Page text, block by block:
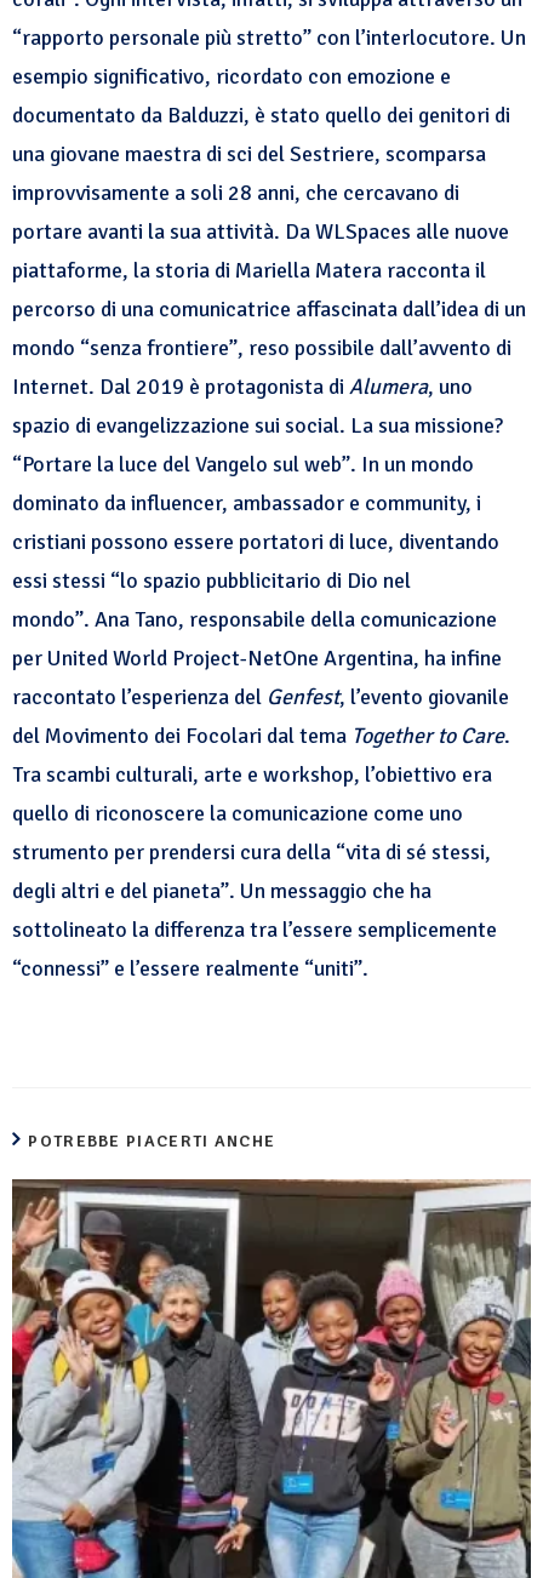
“rapporto personale più stretto” con l’interlocutore. Un
esempio significativo, ricordato con emozione e
documentato da Balduzzi, è stato quello dei genitori di
una giovane maestra di sci del Sestriere, scomparsa
improvvisamente a soli 28 anni, che cercavano di
portare avanti la sua attività. Da WLSpaces alle nuove
piattaforme, la storia di Mariella Matera racconta il
percorso di una comunicatrice affascinata dall’idea di un
mondo “senza frontiere”, reso possibile dall’avvento di
Internet. Dal 2019 è protagonista di Alumera, uno
spazio di evangelizzazione sui social. La sua missione?
“Portare la luce del Vangelo sul web”. In un mondo
dominato da influencer, ambassador e community, i
cristiani possono essere portatori di luce, diventando
essi stessi “lo spazio pubblicitario di Dio nel
mondo”. Ana Tano, responsabile della comunicazione
per United World Project-NetOne Argentina, ha infine
raccontato l’esperienza del Genfest, l’evento giovanile
del Movimento dei Focolari dal tema Together to Care.
Tra scambi culturali, arte e workshop, l’obiettivo era
quello di riconoscere la comunicazione come uno
strumento per prendersi cura della “vita di sé stessi,
degli altri e del pianeta”. Un messaggio che ha
sottolineato la differenza tra l’essere semplicemente
“connessi” e l’essere realmente “uniti”.
POTREBBE PIACERTI ANCHE